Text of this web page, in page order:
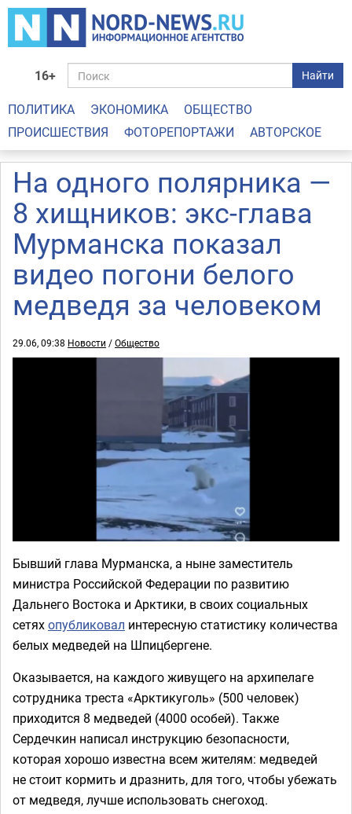
16+ Найти
ПОЛИТИКА ЭКОНОМИКА
ОБЩЕСТВО
ПРОИСШЕСТВИЯ
ФОТОРЕПОРТАЖИ АВТОРСКОЕ
На одного полярника —
8 хищников: экс-глава
Мурманска показал
видео погони белого
медведя за человеком
29.06, 09:38 Новости /Общество
Бывший глава Мурманска, а ныне заместитель
министра Российской Федерации по развитию
Дальнего Востока и Арктики, в своих социальных
сетяхопубликовал интересную статистику количества
белых медведей на Шпицбергене.
Оказывается, на каждого живущего на архипелаге
сотрудника треста «Арктикуголь» (500 человек)
приходится 8 медведей (4000 особей). Также
Сердечкин написал инструкцию безопасности,
которая хорошо известна всем жителям: медведей
не стоит кормить и дразнить, для того, чтобы убежать
от медведя, лучше использовать снегоход.